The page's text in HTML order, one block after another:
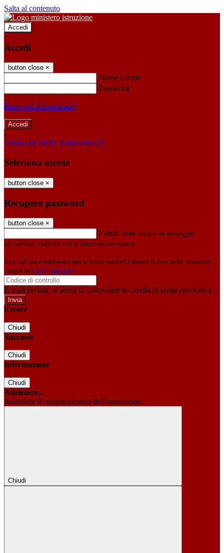
Salta al contenuto
Accedi
Accedi
button close ×
Nome Utente
Password
Password dimenticata?
-
Entra con SPID Entra con CIE
Seleziona utente
button close ×
Recupero password
button close ×
E-mail Verrà inviato un messaggio
all'indirizzo indicato con le istruzioni necessarie.
Non hai una e-mail associata al nome utente? Effettua il reset della password
tramite la Login Spaggiari
E-mail inviata, si prega di controllare la casella di posta elettronica!
Errore
Chiudi
Successo
Chiudi
Informazione
Chiudi
Attendere...
Attendere il completamento dell'operazione...
Chiudi